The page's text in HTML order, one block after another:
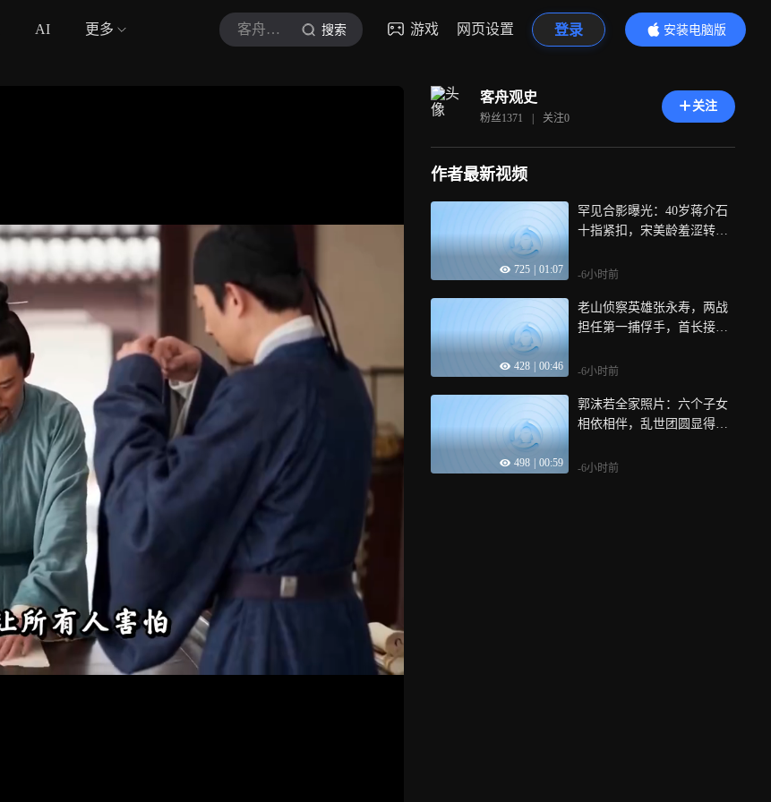
AI 更多 客舟观史 搜索 游戏 网页设置 登录
安装电脑版
内容更精彩
客舟观史
粉丝1371 | 关注0
关注
作者最新视频
725 01:07
罕见合影曝光：40岁蒋介石
十指紧扣，宋美龄羞涩转头
-6小时前
428 00:46
老山侦察英雄张永寿，两战
担任第一捕俘手，首长接见
-6小时前
498 00:59
郭沫若全家照片：六个子女
相依相伴，乱世团圆显得格
-6小时前